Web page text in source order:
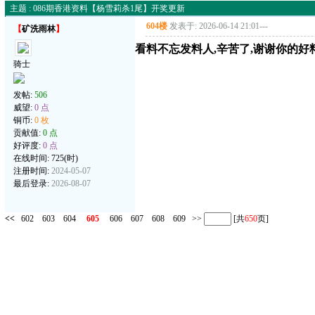
主题 : 086期香港资料【杨雪莉杀1尾】开奖更新
【矿洗雨林】
骑士
发帖: 506
威望: 0 点
铜币: 0 枚
贡献值: 0 点
好评度: 0 点
在线时间: 725(时)
注册时间: 2024-05-07
最后登录: 2026-08-07
604楼 发表于: 2026-06-14 21:01---
看料不忘发料人,辛苦了,谢谢你的好
<< 602 603 604 605 606 607 608 609 >> [共650页]